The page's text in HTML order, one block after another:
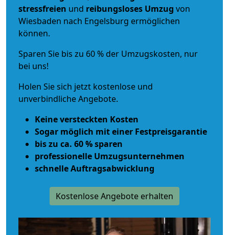
stressfreien und reibungsloses Umzug von
Wiesbaden nach Engelsburg ermöglichen
können.
Sparen Sie bis zu 60 % der Umzugskosten, nur
bei uns!
Holen Sie sich jetzt kostenlose und
unverbindliche Angebote.
Keine versteckten Kosten
Sogar möglich mit einer Festpreisgarantie
bis zu ca. 60 % sparen
professionelle Umzugsunternehmen
schnelle Auftragsabwicklung
Kostenlose Angebote erhalten